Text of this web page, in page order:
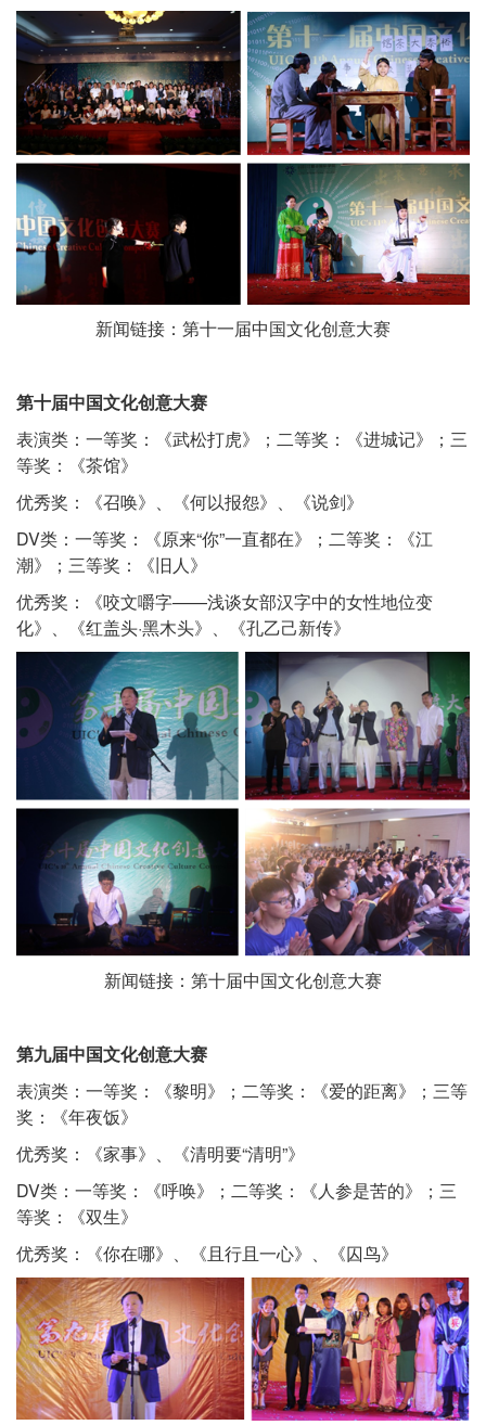
新闻链接： 第十一届中国文化创意大赛
第十届中国文化创意大赛
表演类：一等奖：《武松打虎》；二等奖：《进城记》；三
等奖：《茶馆》
优秀奖：《召唤》、《何以报怨》、《说剑》
DV类：一等奖：《原来“你”一直都在》；二等奖：《江
潮》；三等奖：《旧人》
优秀奖：《咬文嚼字——浅谈女部汉字中的女性地位变
化》、《红盖头·黑木头》、《孔乙己新传》
新闻链接： 第十届中国文化创意大赛
第九届中国文化创意大赛
表演类：一等奖：《黎明》；二等奖：《爱的距离》；三等
奖：《年夜饭》
优秀奖：《家事》、《清明要“清明”》
DV类：一等奖：《呼唤》；二等奖：《人参是苦的》；三
等奖：《双生》
优秀奖：《你在哪》、《且行且一心》、《囚鸟》